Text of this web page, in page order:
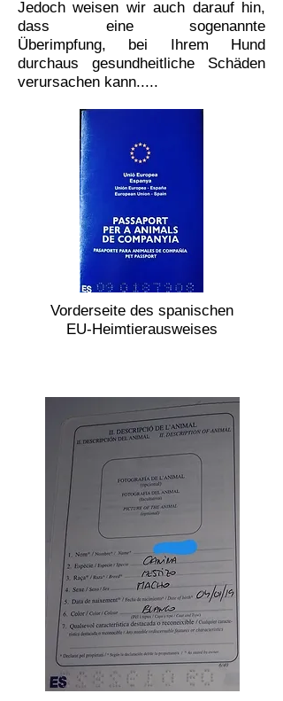
Jedoch weisen wir auch darauf hin,
dass eine sogenannte
Überimpfung, bei Ihrem Hund
durchaus gesundheitliche Schäden
verursachen kann.....
Vorderseite des spanischen
EU-Heimtierausweises